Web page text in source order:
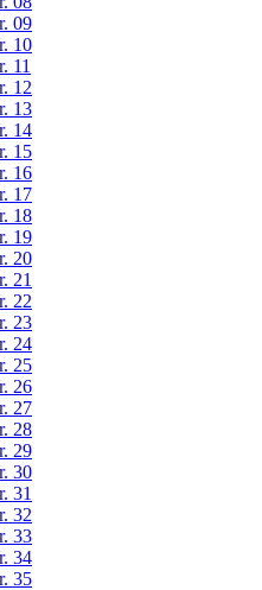
09
10
11
12
13
14
15
16
17
18
19
20
21
22
23
24
25
26
27
28
29
30
31
32
33
34
35